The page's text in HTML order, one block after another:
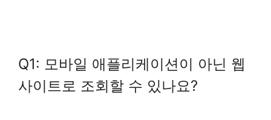
Q1: 모바일 애플리케이션이 아닌 웹
사이트로 조회할 수 있나요?